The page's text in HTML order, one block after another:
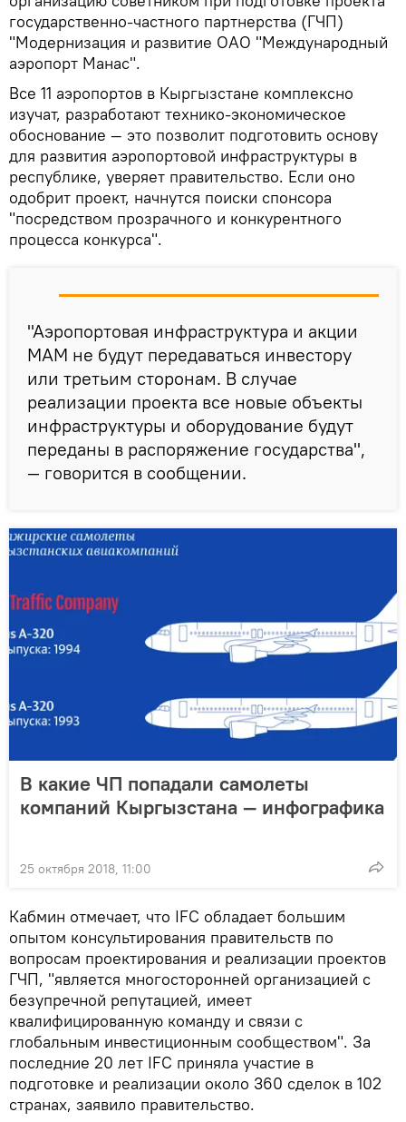
государственно-частного партнерства (ГЧП)
"Модернизация и развитие ОАО "Международный
аэропорт Манас".
Все 11 аэропортов в Кыргызстане комплексно
изучат, разработают технико-экономическое
обоснование — это позволит подготовить основу
для развития аэропортовой инфраструктуры в
республике, уверяет правительство. Если оно
одобрит проект, начнутся поиски спонсора
"посредством прозрачного и конкурентного
процесса конкурса".
"Аэропортовая инфраструктура и акции
МАМ не будут передаваться инвестору
или третьим сторонам. В случае
реализации проекта все новые объекты
инфраструктуры и оборудование будут
переданы в распоряжение государства",
— говорится в сообщении.
В какие ЧП попадали самолеты
компаний Кыргызстана — инфографика
25 октября 2018, 11:00
Кабмин отмечает, что IFC обладает большим
опытом консультирования правительств по
вопросам проектирования и реализации проектов
ГЧП, "является многосторонней организацией с
безупречной репутацией, имеет
квалифицированную команду и связи с
глобальным инвестиционным сообществом". За
последние 20 лет IFC приняла участие в
подготовке и реализации около 360 сделок в 102
странах, заявило правительство.